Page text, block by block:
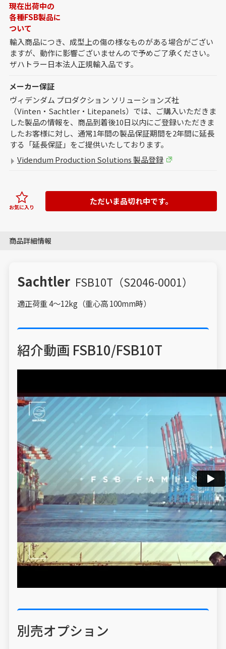
現在出荷中の
各種FSB製品に
ついて
輸入商品につき、成型上の傷の様なものがある場合がござい
ますが、動作に影響ございませんので予めご了承ください。
ザハトラー日本法人正規輸入品です。
メーカー保証
ヴィデンダム プロダクション ソリューションズ社
（Vinten・Sachtler・Litepanels）では、ご購入いただきま
した製品の情報を、商品到着後10日以内にご登録いただきま
したお客様に対し、通常1年間の製品保証期間を2年間に延長
する「延長保証」をご提供いたしております。
Videndum Production Solutions 製品登録
ただいま品切れ中です。
お気に入り
商品詳細情報
Sachtler FSB10T（S2046-0001）
適正荷重 4～12kg（重心高 100mm時）
紹介動画 FSB10/FSB10T
別売オプション